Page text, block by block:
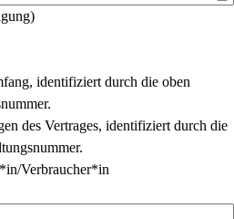
identifiziert durch die oben
des Vertrages, identifiziert durch die
Verbraucher*in